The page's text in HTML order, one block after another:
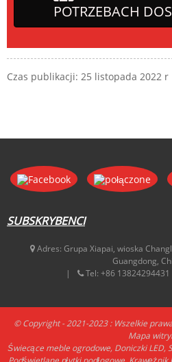
POTRZEBACH
Czas publikacji: 25 listopada 2022 r
SUBSKRYBENCI
Adres: Grupa Xiapai, wioska
Guangdong,
Tel: +86 13824294431
© Copyright - 2021-2023 : Wszelkie
Mapa
Świecące meble ogrodowe, Doniczki LED,